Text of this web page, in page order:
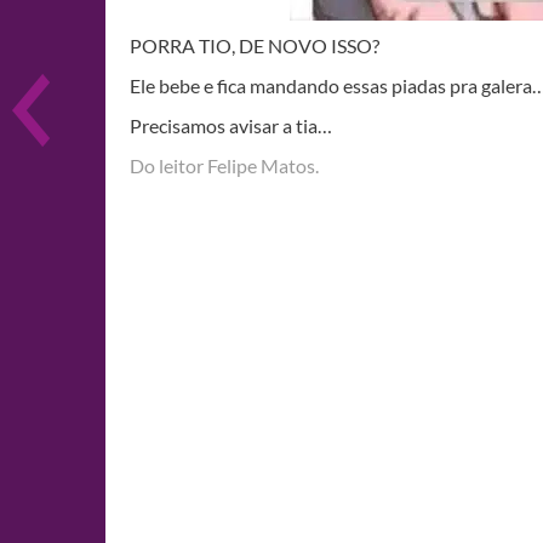
PORRA TIO, DE NOVO ISSO?
Ele bebe e fica mandando essas piadas pra
Precisamos avisar a tia…
Do leitor Felipe Matos.